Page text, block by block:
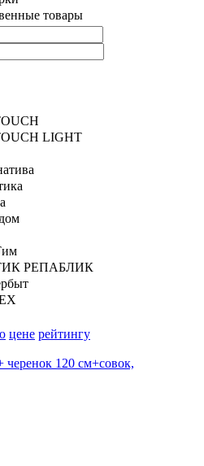
товары
LIGHT
РЕПАБЛИК
цене рейтингу
черенок 120 см+совок,